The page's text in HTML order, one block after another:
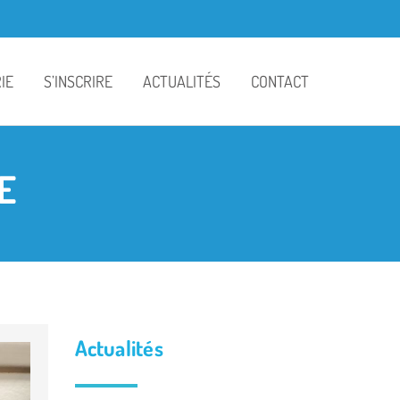
S’INSCRIRE ACTUALITÉS
La classe de Béatrice
CONTACT
Actualités